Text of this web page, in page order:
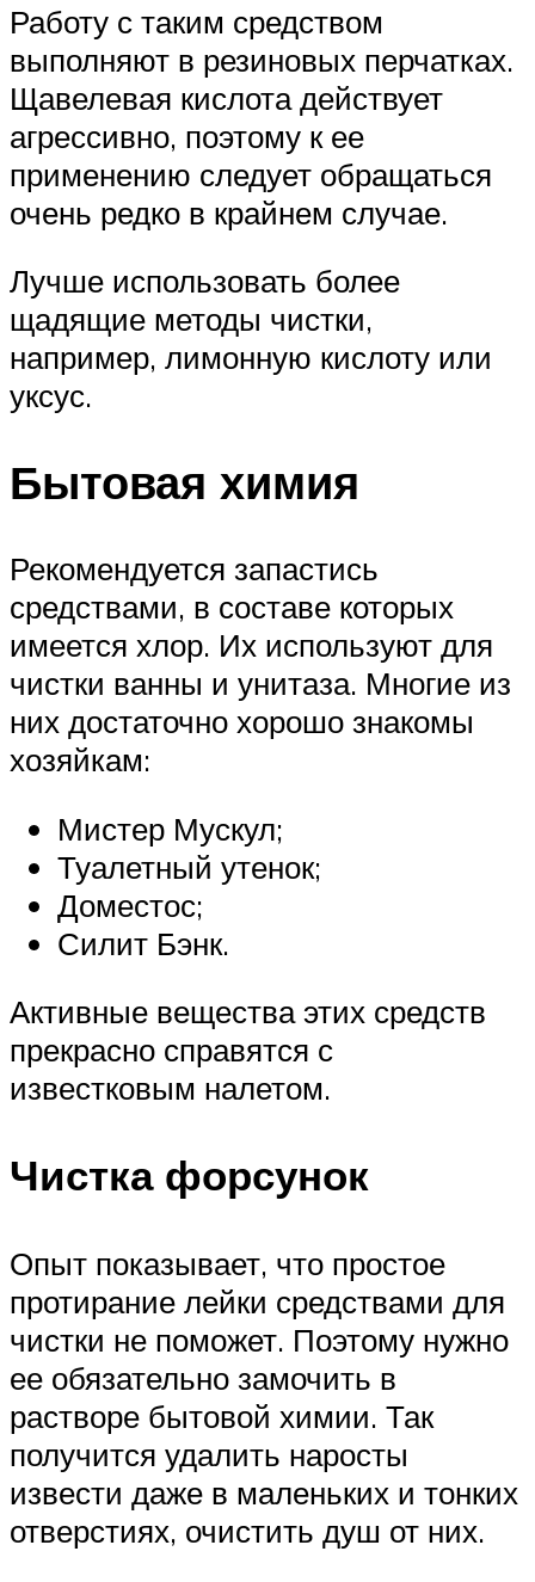
Работу с таким средством
выполняют в резиновых перчатках.
Щавелевая кислота действует
агрессивно, поэтому к ее
применению следует обращаться
очень редко в крайнем случае.
Лучше использовать более
щадящие методы чистки,
например, лимонную кислоту или
уксус.
Бытовая химия
Рекомендуется запастись
средствами, в составе которых
имеется хлор. Их используют для
чистки ванны и унитаза. Многие из
них достаточно хорошо знакомы
хозяйкам:
Мистер Мускул;
Туалетный утенок;
Доместос;
Силит Бэнк.
Активные вещества этих средств
прекрасно справятся с
известковым налетом.
Чистка форсунок
Опыт показывает, что простое
протирание лейки средствами для
чистки не поможет. Поэтому нужно
ее обязательно замочить в
растворе бытовой химии. Так
получится удалить наросты
извести даже в маленьких и тонких
отверстиях, очистить душ от них.